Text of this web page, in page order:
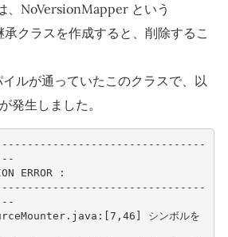
、NoVersionMapper という
クラスを作成すると、削除するこ
ルが通っていたこのクラスで、以
発生しました。
ERROR
:
. java : [7 , 46 ]
シンボルを